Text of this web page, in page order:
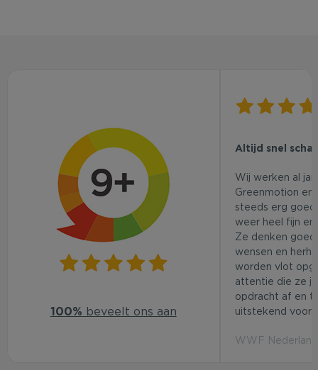
100% beveelt ons aan
Altijd snel
Wij werken al
Greenmotion en
steeds erg
weer heel fijn en
Ze denken
wensen en
worden vlot
attentie die ze
opdracht af en
uitstekend voor
WWF